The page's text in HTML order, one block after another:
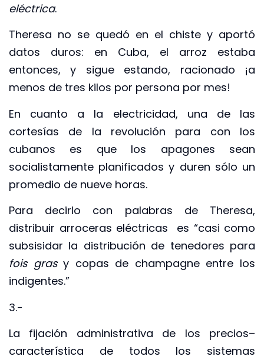
eléctrica.
Theresa no se quedó en el chiste y aportó
datos duros: en Cuba, el arroz estaba
entonces, y sigue estando, racionado ¡a
menos de tres kilos por persona por mes!
En cuanto a la electricidad, una de las
cortesías de la revolución para con los
cubanos es que los apagones sean
socialistamente planificados y duren sólo un
promedio de nueve horas.
Para decirlo con palabras de Theresa,
distribuir arroceras eléctricas es “casi como
subsisidar la distribución de tenedores para
fois grasy copas de champagne entre los
indigentes.”
3.-
La fijación administrativa de los precios–
característica de todos los sistemas